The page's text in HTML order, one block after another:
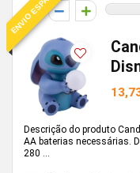
0
Descrição do produto
AA baterias necessárias. Dimensões
280 ...